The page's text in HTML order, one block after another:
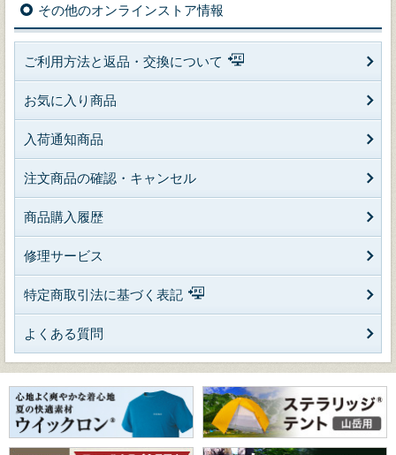
その他のオンラインストア情報
ご利用方法と返品・交換について
お気に入り商品
入荷通知商品
注文商品の確認・キャンセル
商品購入履歴
修理サービス
特定商取引法に基づく表記
よくある質問